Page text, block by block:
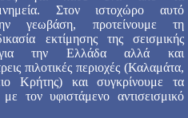
Στον ιστοχώρο αυτό
γεωβάση, προτείνουμε τη
εκτίμησης της σεισμικής
για την Ελλάδα αλλά και
πιλοτικές περιοχές (Καλαμάτα,
Κρήτης) και συγκρίνουμε τα
τον υφιστάμενο αντισεισμικό